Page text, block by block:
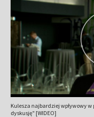
Kulesza najbardziej wpływowy w
dyskusję" [WIDEO]